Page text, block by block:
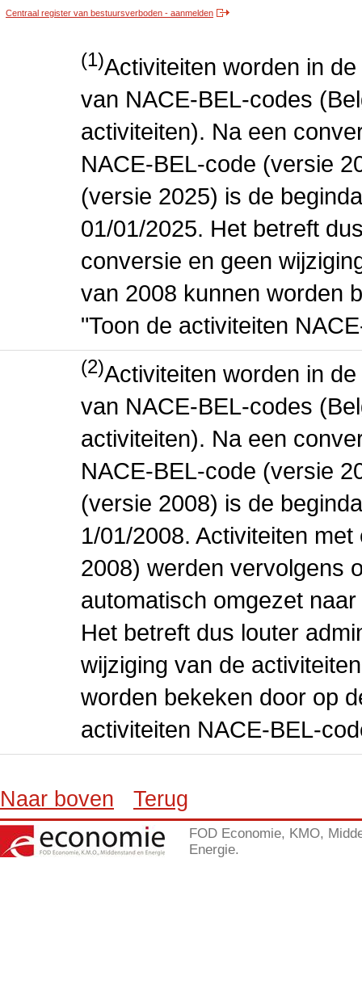
Centraal register van bestuursverboden - aanmelden
(1)Activiteiten worden in
van NACE-BEL-codes
activiteiten). Na een
NACE-BEL-code (versie
(versie 2025) is de
01/01/2025. Het betreft
conversie en geen
van 2008 kunnen worden
"Toon de activiteiten
(2)Activiteiten worden in
van NACE-BEL-codes
activiteiten). Na een
NACE-BEL-code (versie
(versie 2008) is de
1/01/2008. Activiteiten
2008) werden vervolgens
automatisch omgezet
Het betreft dus louter
wijziging van de
worden bekeken door op
activiteiten NACE-BEL-
Naar boven Terug
FOD Economie, KMO,
Energie.